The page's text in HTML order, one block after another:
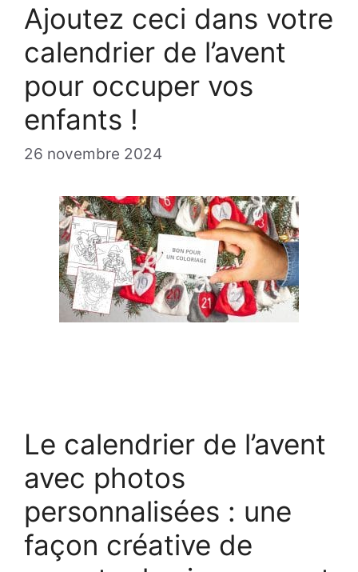
Ajoutez ceci dans votre
calendrier de l’avent
pour occuper vos
enfants !
26 novembre 2024
Le calendrier de l’avent
avec photos
personnalisées : une
façon créative de